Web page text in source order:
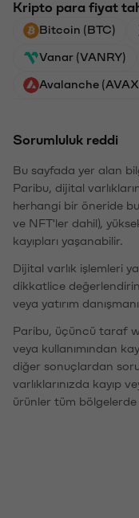
Kripto para fiyat
Bitcoin (BTC)
Vanar (VANRY)
Avalanche
Sorumluluk reddi
Bu sayfada yer alan
Paribu, dijital
herhangi bir öneride
ve NFT'ler dahil),
kayıpları yaşanabilir.
Dijital varlık işlemleri
dikkatlice
veya yatırım
Paribu, üçüncü taraf
veya kullanımından
diğer sonuçlardan
varlıklarınızda kayıp
ürünler tüm bölgelerde